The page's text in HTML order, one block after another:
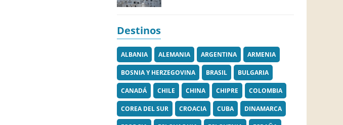
Destinos
ALBANIA ALEMANIA ARGENTINA ARMENIA
BOSNIA Y HERZEGOVINA BRASIL BULGARIA
CANADÁ CHILE CHINA CHIPRE COLOMBIA
COREA DEL SUR CROACIA CUBA DINAMARCA